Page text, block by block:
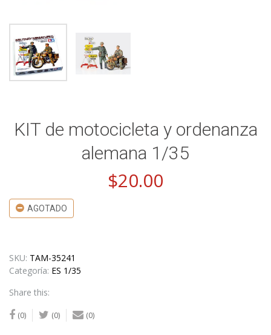
KIT de motocicleta y ordenanza
alemana 1/35
$20.00
AGOTADO
SKU: TAM-35241
Categoría: ES 1/35
Share this:
(0) (0) (0)